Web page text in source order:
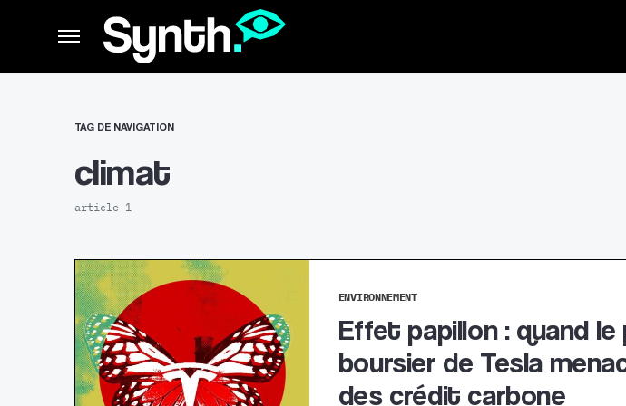
TAG DE NAVIGATION
climat
article 1
ENVIRONNEMENT
Effet papillon : quand le
boursier de Tesla
des crédit carbone